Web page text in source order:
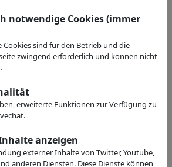
für Mikrotechnik
Network
notwendige Cookies (immer
Cookies sind für den Betrieb und die
zwingend erforderlich und können nicht
erweiterte Funktionen zur Verfügung zu
anzeigen
externer Inhalte von Twitter, Youtube,
anderen Diensten. Diese Dienste können